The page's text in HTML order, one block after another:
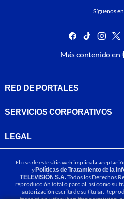
Síguenos
facebook
tiktok
Más contenido en
RED DE PORTALES
SERVICIOS CORPORATIVOS
LEGAL
El uso de este sitio web implica la
yPolíticas de Tratamiento de la
TELEVISIÓN S.A.Todos los Derechos
reproducción total o parcial, así como su
autorización escrita de su titular.
translation without written permission is